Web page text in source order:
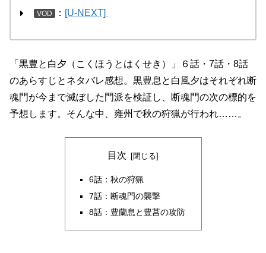
VOD ： [U-NEXT]
「黒豊と白夕（こくほうとはくせき）」６話・7話・8話
のあらすじとネタバレ感想。黒豊息と白風夕はそれぞれ断
魂門が今まで滅ぼした門派を検証し、断魂門の次の標的を
予想します。そんな中、雍州で秋の狩猟が行われ……。
目次
6話：秋の狩猟
7話：断魂門の襲撃
8話：豊蘭息と豊莒の攻防